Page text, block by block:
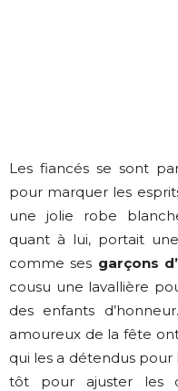
Les fiancés se sont
pour marquer les
une jolie robe
quant à lui, portait
comme ses garçons
cousu une lavallière
des enfants
amoureux de la fête
qui les a détendus pour
tôt pour ajuster les